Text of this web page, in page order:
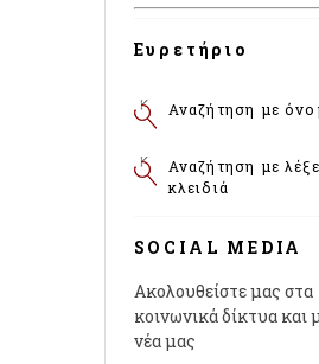
Ευρετήριο
Αναζήτηση με
Αναζήτηση με
κλειδιά
SOCIAL MEDIA
Ακολουθείστε μας στα
κοινωνικά δίκτυα και
νέα μας